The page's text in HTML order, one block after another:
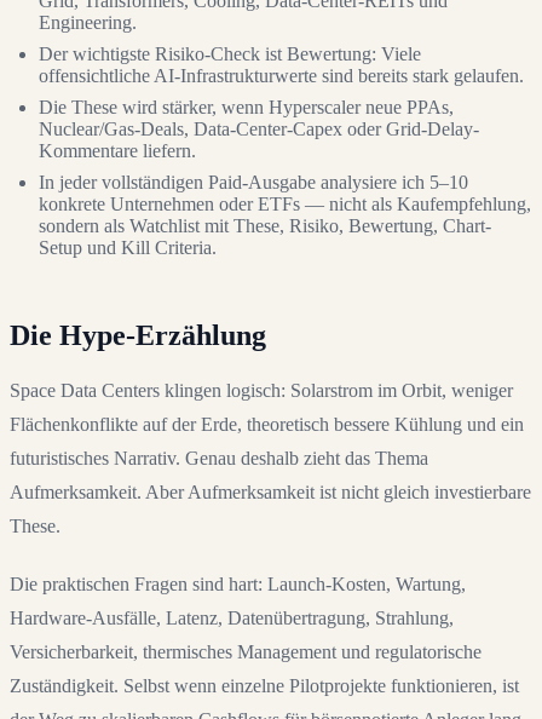
Engineering.
Der wichtigste Risiko-Check ist Bewertung: Viele
offensichtliche AI-Infrastrukturwerte sind bereits stark gelaufen.
Die These wird stärker, wenn Hyperscaler neue PPAs,
Nuclear/Gas-Deals, Data-Center-Capex oder Grid-Delay-
Kommentare liefern.
In jeder vollständigen Paid-Ausgabe analysiere ich 5–10
konkrete Unternehmen oder ETFs — nicht als Kaufempfehlung,
sondern als Watchlist mit These, Risiko, Bewertung, Chart-
Setup und Kill Criteria.
Die Hype-Erzählung
Space Data Centers klingen logisch: Solarstrom im Orbit, weniger
Flächenkonflikte auf der Erde, theoretisch bessere Kühlung und ein
futuristisches Narrativ. Genau deshalb zieht das Thema
Aufmerksamkeit. Aber Aufmerksamkeit ist nicht gleich investierbare
These.
Die praktischen Fragen sind hart: Launch-Kosten, Wartung,
Hardware-Ausfälle, Latenz, Datenübertragung, Strahlung,
Versicherbarkeit, thermisches Management und regulatorische
Zuständigkeit. Selbst wenn einzelne Pilotprojekte funktionieren, ist